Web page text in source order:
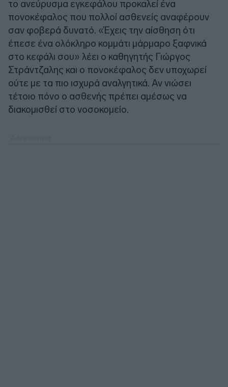
το ανεύρυσμα εγκεφάλου προκαλεί ένα
πονοκέφαλος που πολλοί ασθενείς αναφέρουν
σαν φοβερά δυνατό. «Έχεις την αίσθηση ότι
έπεσε ένα ολόκληρο κομμάτι μάρμαρο ξαφνικά
στο κεφάλι σου» λέει ο καθηγητής Γιώργος
Στράντζαλης και ο πονοκέφαλος δεν υποχωρεί
ούτε με τα πιο ισχυρά αναλγητικά. Αν νιώσει
τέτοιο πόνο ο ασθενής πρέπει αμέσως να
διακομισθεί στο νοσοκομείο.